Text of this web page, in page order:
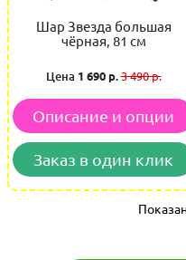
Шар Звезда большая
чёрная, 81 см
Цена 1 690 р.3 490 р.
Описание и опции
Заказ в один клик